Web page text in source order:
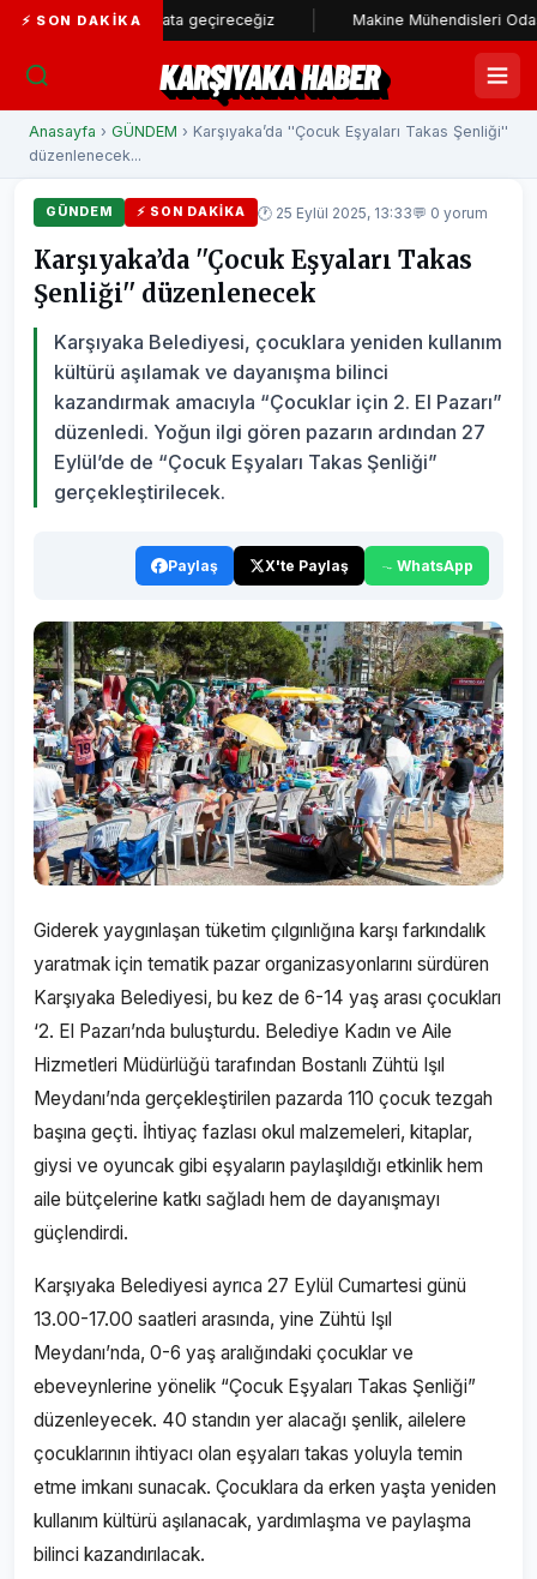
⚡ SON DAKIKA
stadı hayata geçireceğiz Makine Mühendisleri Odası'ndan
KARŞIYAKA HABER
Anasayfa › GÜNDEM › Karşıyaka’da ''Çocuk Eşyaları Takas Şenliği''
düzenlenecek...
GÜNDEM ⚡ SON DAKIKA 🕐 25 Eylül 2025, 13:33💬 0 yorum
Karşıyaka’da ''Çocuk Eşyaları Takas
Şenliği'' düzenlenecek
Karşıyaka Belediyesi, çocuklara yeniden kullanım
kültürü aşılamak ve dayanışma bilinci
kazandırmak amacıyla “Çocuklar için 2. El Pazarı”
düzenledi. Yoğun ilgi gören pazarın ardından 27
Eylül’de de “Çocuk Eşyaları Takas Şenliği”
gerçekleştirilecek.
Paylaş X'te Paylaş WhatsApp
Giderek yaygınlaşan tüketim çılgınlığına karşı farkındalık
yaratmak için tematik pazar organizasyonlarını sürdüren
Karşıyaka Belediyesi, bu kez de 6-14 yaş arası çocukları
‘2. El Pazarı’nda buluşturdu. Belediye Kadın ve Aile
Hizmetleri Müdürlüğü tarafından Bostanlı Zühtü Işıl
Meydanı’nda gerçekleştirilen pazarda 110 çocuk tezgah
başına geçti. İhtiyaç fazlası okul malzemeleri, kitaplar,
giysi ve oyuncak gibi eşyaların paylaşıldığı etkinlik hem
aile bütçelerine katkı sağladı hem de dayanışmayı
güçlendirdi.
Karşıyaka Belediyesi ayrıca 27 Eylül Cumartesi günü
13.00-17.00 saatleri arasında, yine Zühtü Işıl
Meydanı’nda, 0-6 yaş aralığındaki çocuklar ve
ebeveynlerine yönelik “Çocuk Eşyaları Takas Şenliği”
düzenleyecek. 40 standın yer alacağı şenlik, ailelere
çocuklarının ihtiyacı olan eşyaları takas yoluyla temin
etme imkanı sunacak. Çocuklara da erken yaşta yeniden
kullanım kültürü aşılanacak, yardımlaşma ve paylaşma
bilinci kazandırılacak.